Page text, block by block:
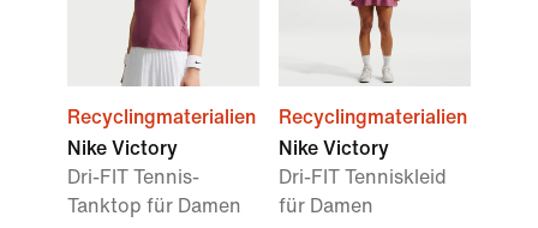
Recyclingmaterialien
Nike Victory
Dri-FIT Tennis-
Tanktop für Damen
Recyclingmaterialien
Nike Victory
Dri-FIT Tenniskleid
für Damen